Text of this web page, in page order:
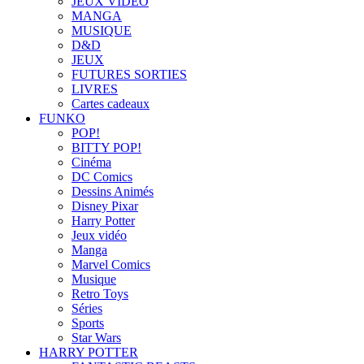
MANGA
MUSIQUE
D&D
JEUX
FUTURES SORTIES
LIVRES
Cartes cadeaux
FUNKO
POP!
BITTY POP!
Cinéma
DC Comics
Dessins Animés
Disney Pixar
Harry Potter
Jeux vidéo
Manga
Marvel Comics
Musique
Retro Toys
Séries
Sports
Star Wars
HARRY POTTER